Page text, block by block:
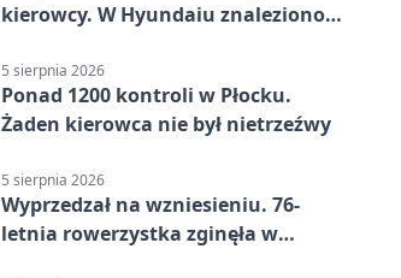
kierowcy. W Hyundaiu znaleziono
5 sierpnia 2026
Ponad 1200 kontroli w Płocku.
Żaden kierowca nie był nietrzeźwy
5 sierpnia 2026
Wyprzedzał na wzniesieniu. 76-
letnia rowerzystka zginęła w